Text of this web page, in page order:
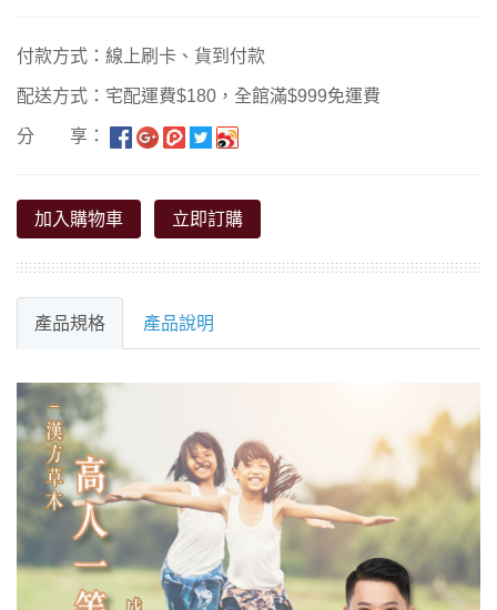
付款方式：線上刷卡、貨到付款
配送方式：宅配運費$180，全館滿$999免運費
分 享：
加入購物車 立即訂購
產品規格 產品說明